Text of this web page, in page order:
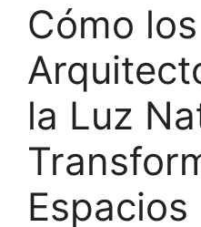
Cómo los
la Luz
Espacios